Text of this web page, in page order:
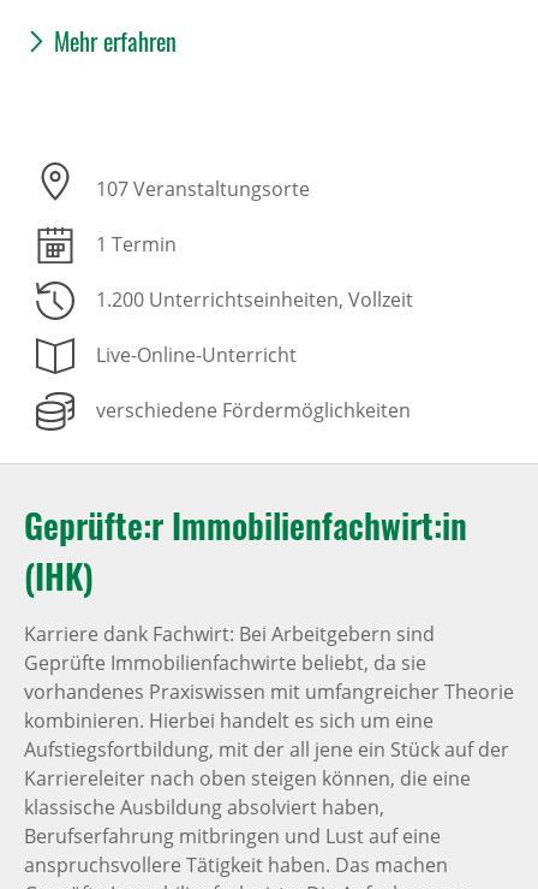
Mehr erfahren
107 Veranstaltungsorte
1 Termin
1.200 Unterrichtseinheiten, Vollzeit
Live-Online-Unterricht
verschiedene Fördermöglichkeiten
Geprüfte:r Immobilienfachwirt:in
(IHK)
Karriere dank Fachwirt: Bei Arbeitgebern sind
Geprüfte Immobilienfachwirte beliebt, da sie
vorhandenes Praxiswissen mit umfangreicher Theorie
kombinieren. Hierbei handelt es sich um eine
Aufstiegsfortbildung, mit der all jene ein Stück auf der
Karriereleiter nach oben steigen können, die eine
klassische Ausbildung absolviert haben,
Berufserfahrung mitbringen und Lust auf eine
anspruchsvollere Tätigkeit haben. Das machen